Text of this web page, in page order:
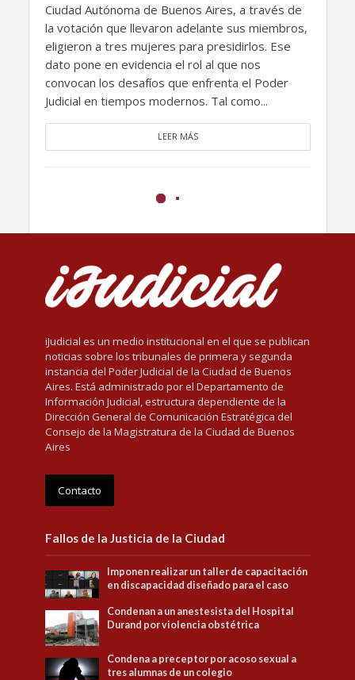
Ciudad Autónoma de Buenos Aires, a través de
la votación que llevaron adelante sus miembros,
eligieron a tres mujeres para presidirlos. Ese
dato pone en evidencia el rol al que nos
convocan los desafíos que enfrenta el Poder
Judicial en tiempos modernos. Tal como...
LEER MÁS
iJudicial es un medio institucional en el que se publican
noticias sobre los tribunales de primera y segunda
instancia del Poder Judicial de la Ciudad de Buenos
Aires. Está administrado por el Departamento de
Información Judicial, estructura dependiente de la
Dirección General de Comunicación Estratégica del
Consejo de la Magistratura de la Ciudad de Buenos
Aires
Contacto
Fallos de la Justicia de la Ciudad
Imponen realizar un taller de capacitación
en discapacidad diseñado para el caso
Condenan a un anestesista del Hospital
Durand por violencia obstétrica
Condena a preceptor por acoso sexual a
tres alumnas de un colegio